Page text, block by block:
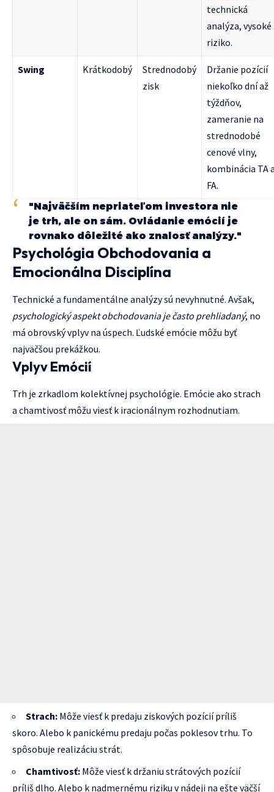
technická
analýza, vysoké
riziko.
Swing Krátkodobý
Strednodobý
zisk
Držanie pozícií
niekoľko dní až
týždňov,
zameranie na
strednodobé
cenové vlny,
kombinácia TA
FA.
"Najväčším nepriateľom investora nie
je trh, ale on sám. Ovládanie emócií je
rovnako dôležité ako znalosť analýzy."
Psychológia Obchodovania a
Emocionálna Disciplína
Technické a fundamentálne analýzy sú nevyhnutné. Avšak,
psychologický aspekt obchodovania je často prehliadaný, no
má obrovský vplyv na úspech. Ľudské emócie môžu byť
najväčšou prekážkou.
Vplyv Emócií
Trh je zrkadlom kolektívnej psychológie. Emócie ako strach
a chamtivosť môžu viesť k iracionálnym rozhodnutiam.
Strach: Môže viesť k predaju ziskových pozícií príliš
skoro. Alebo k panickému predaju počas poklesov trhu. To
spôsobuje realizáciu strát.
Chamtivosť: Môže viesť k držaniu strátových pozícií
príliš dlho. Alebo k nadmernému riziku v nádeji na ešte väčší